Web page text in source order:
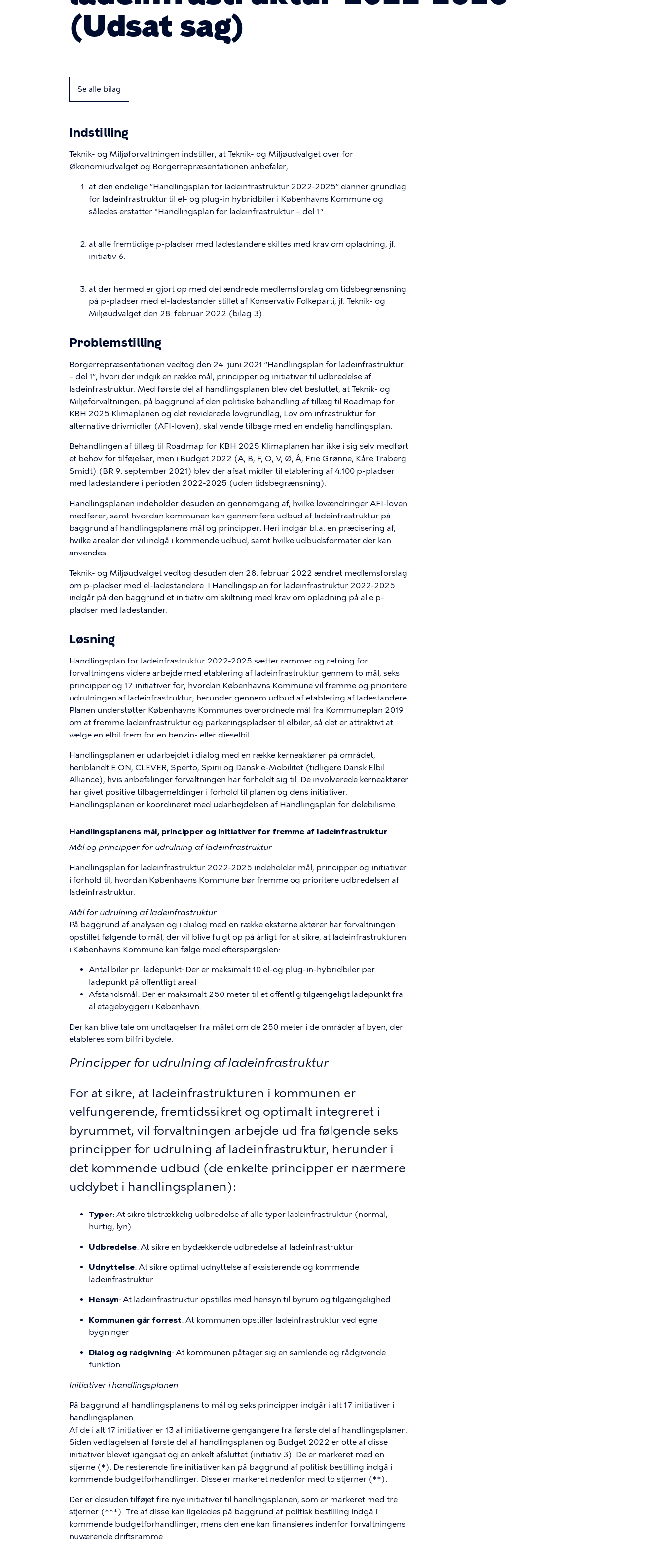
(Udsat sag)
Se alle bilag
Indstilling
Teknik- og Miljøforvaltningen indstiller, at Teknik- og Miljøudvalget over for
Økonomiudvalget og Borgerrepræsentationen anbefaler,
at den endelige ”Handlingsplan for ladeinfrastruktur 2022-2025” danner grundlag
for ladeinfrastruktur til el- og plug-in hybridbiler i Københavns Kommune og
således erstatter "Handlingsplan for ladeinfrastruktur – del 1 ".
at alle fremtidige p-pladser med ladestandere skiltes med krav om opladning, jf.
initiativ 6.
at der hermed er gjort op med det ændrede medlemsforslag om tidsbegrænsning
på p-pladser med el-ladestander stillet af Konservativ Folkeparti, jf. Teknik- og
Miljøudvalget den 28. februar 2022 (bilag 3).
Problemstilling
Borgerrepræsentationen vedtog den 24. juni 2021 ”Handlingsplan for ladeinfrastruktur
– del 1”, hvori der indgik en række mål, principper og initiativer til udbredelse af
ladeinfrastruktur. Med første del af handlingsplanen blev det besluttet, at Teknik- og
Miljøforvaltningen, på baggrund af den politiske behandling af tillæg til Roadmap for
KBH 2025 Klimaplanen og det reviderede lovgrundlag, Lov om infrastruktur for
alternative drivmidler (AFI-loven), skal vende tilbage med en endelig handlingsplan.
Behandlingen af tillæg til Roadmap for KBH 2025 Klimaplanen har ikke i sig selv medført
et behov for tilføjelser, men i Budget 2022 (A, B, F, O, V, Ø, Å, Frie Grønne, Kåre Traberg
Smidt) (BR 9. september 2021) blev der afsat midler til etablering af 4.100 p-pladser
med ladestandere i perioden 2022-2025 (uden tidsbegrænsning).
Handlingsplanen indeholder desuden en gennemgang af, hvilke lovændringer AFI-loven
medfører, samt hvordan kommunen kan gennemføre udbud af ladeinfrastruktur på
baggrund af handlingsplanens mål og principper. Heri indgår bl.a. en præcisering af,
hvilke arealer der vil indgå i kommende udbud, samt hvilke udbudsformater der kan
anvendes.
Teknik- og Miljøudvalget vedtog desuden den 28. februar 2022 ændret medlemsforslag
om p-pladser med el-ladestandere. I Handlingsplan for ladeinfrastruktur 2022-2025
indgår på den baggrund et initiativ om skiltning med krav om opladning på alle p-
pladser med ladestander.
Løsning
Handlingsplan for ladeinfrastruktur 2022-2025 sætter rammer og retning for
forvaltningens videre arbejde med etablering af ladeinfrastruktur gennem to mål, seks
principper og 17 initiativer for, hvordan Københavns Kommune vil fremme og prioritere
udrulningen af ladeinfrastruktur, herunder gennem udbud af etablering af ladestandere.
Planen understøtter Københavns Kommunes overordnede mål fra Kommuneplan 2019
om at fremme ladeinfrastruktur og parkeringspladser til elbiler, så det er attraktivt at
vælge en elbil frem for en benzin- eller dieselbil.
Handlingsplanen er udarbejdet i dialog med en række kerneaktører på området,
heriblandt E.ON, CLEVER, Sperto, Spirii og Dansk e-Mobilitet (tidligere Dansk Elbil
Alliance), hvis anbefalinger forvaltningen har forholdt sig til. De involverede kerneaktører
har givet positive tilbagemeldinger i forhold til planen og dens initiativer.
Handlingsplanen er koordineret med udarbejdelsen af Handlingsplan for delebilisme.
Handlingsplanens mål, principper og initiativer for fremme af ladeinfrastruktur
Mål og principper for udrulning af ladeinfrastruktur
Handlingsplan for ladeinfrastruktur 2022-2025 indeholder mål, principper og initiativer
i forhold til, hvordan Københavns Kommune bør fremme og prioritere udbredelsen af
ladeinfrastruktur.
Mål for udrulning af ladeinfrastruktur
På baggrund af analysen og i dialog med en række eksterne aktører har forvaltningen
opstillet følgende to mål, der vil blive fulgt op på årligt for at sikre, at ladeinfrastrukturen
i Københavns Kommune kan følge med efterspørgslen:
Antal biler pr. ladepunkt: Der er maksimalt 10 el-og plug-in-hybridbiler per
ladepunkt på offentligt areal
Afstandsmål: Der er maksimalt 250 meter til et offentlig tilgængeligt ladepunkt fra
al etagebyggeri i København.
Der kan blive tale om undtagelser fra målet om de 250 meter i de områder af byen, der
etableres som bilfri bydele.
Principper for udrulning af ladeinfrastruktur
For at sikre, at ladeinfrastrukturen i kommunen er
velfungerende, fremtidssikret og optimalt integreret i
byrummet, vil forvaltningen arbejde ud fra følgende seks
principper for udrulning af ladeinfrastruktur, herunder i
det kommende udbud (de enkelte principper er nærmere
uddybet i handlingsplanen):
Typer: At sikre tilstrækkelig udbredelse af alle typer ladeinfrastruktur (normal,
hurtig, lyn)
Udbredelse: At sikre en bydækkende udbredelse af ladeinfrastruktur
Udnyttelse: At sikre optimal udnyttelse af eksisterende og kommende
ladeinfrastruktur
Hensyn: At ladeinfrastruktur opstilles med hensyn til byrum og tilgængelighed.
Kommunen går forrest: At kommunen opstiller ladeinfrastruktur ved egne
bygninger
Dialog og rådgivning: At kommunen påtager sig en samlende og rådgivende
funktion
Initiativer i handlingsplanen
På baggrund af handlingsplanens to mål og seks principper indgår i alt 17 initiativer i
handlingsplanen.
Af de i alt 17 initiativer er 13 af initiativerne gengangere fra første del af handlingsplanen.
Siden vedtagelsen af første del af handlingsplanen og Budget 2022 er otte af disse
initiativer blevet igangsat og en enkelt afsluttet (initiativ 3). De er markeret med en
stjerne (*). De resterende fire initiativer kan på baggrund af politisk bestilling indgå i
kommende budgetforhandlinger. Disse er markeret nedenfor med to stjerner (**).
Der er desuden tilføjet fire nye initiativer til handlingsplanen, som er markeret med tre
stjerner (***). Tre af disse kan ligeledes på baggrund af politisk bestilling indgå i
kommende budgetforhandlinger, mens den ene kan finansieres indenfor forvaltningens
nuværende driftsramme.